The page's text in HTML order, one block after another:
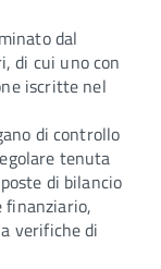
dal
di cui uno con
iscritte nel
di controllo
tenuta
di bilancio
finanziario,
verifiche di